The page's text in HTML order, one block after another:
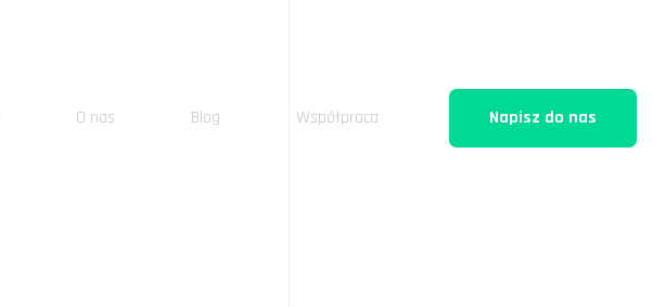
O nas Blog Współpraca Napisz do nas